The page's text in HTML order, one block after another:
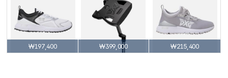
₩197,400 ₩399,000 ₩215,400